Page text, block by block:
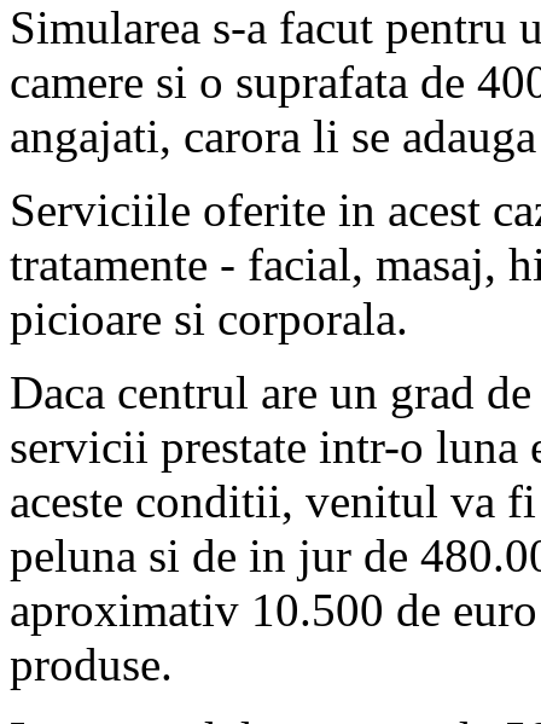
Simularea s-a facut pentru
camere si o suprafata de
angajati, carora li se
Serviciile oferite in acest
tratamente - facial, masaj,
picioare si corporala.
Daca centrul are un grad
servicii prestate intr-o luna
aceste conditii, venitul va
peluna si de in jur de
aproximativ 10.500 de
produse.